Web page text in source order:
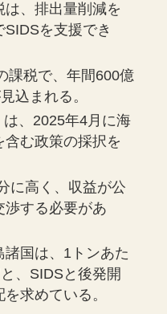
、排出量削減を
を支援でき
課税で、年間600億
込まれる。
、2025年4月に海
む政策の採択を
に高く、収益が公
渉する必要があ
国は、1トンあた
、SIDSと後発開
求めている。